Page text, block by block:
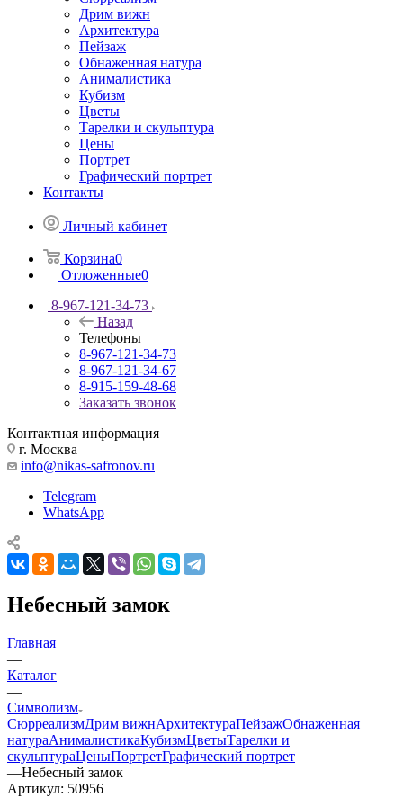
Дрим вижн
Архитектура
Пейзаж
Обнаженная натура
Анималистика
Кубизм
Цветы
Тарелки и скульптура
Цены
Портрет
Графический портрет
Контакты
Личный кабинет
Корзина0
Отложенные0
8-967-121-34-73
Назад
Телефоны
8-967-121-34-73
8-967-121-34-67
8-915-159-48-68
Заказать звонок
Контактная информация
г. Москва
info@nikas-safronov.ru
Telegram
WhatsApp
Небесный замок
Главная
—
Каталог
—
Символизм
СюрреализмДрим вижнАрхитектураПейзажОбнаженная
натураАнималистикаКубизмЦветыТарелки и
скульптураЦеныПортретГрафический портрет
—Небесный замок
Артикул: 50956